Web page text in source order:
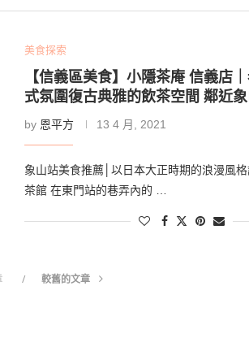
美食探索
【信義區美食】小隱茶庵 信義店
式氛圍復古典雅的飲茶空間 鄰近
by 恩平方 13 4 月, 2021
象山站美食推薦│以日本大正時期的浪漫風
茶館 在東門站的巷弄內的 …
較舊的文章